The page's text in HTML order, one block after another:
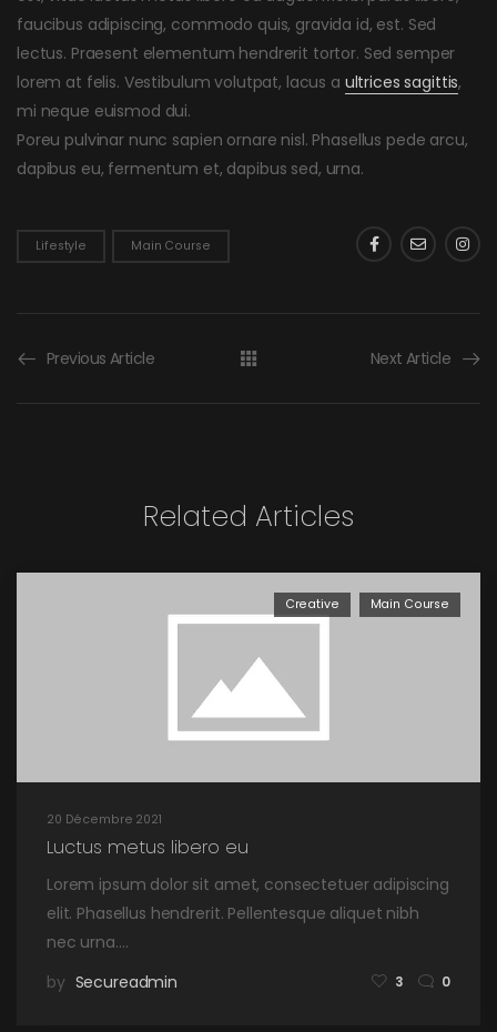
faucibus adipiscing, commodo quis, gravida id, est. Sed
lectus. Praesent elementum hendrerit tortor. Sed semper
lorem at felis. Vestibulum volutpat, lacus a ultrices sagittis,
mi neque euismod dui.
Poreu pulvinar nunc sapien ornare nisl. Phasellus pede arcu,
dapibus eu, fermentum et, dapibus sed, urna.
Lifestyle Main Course
Previous Article Next Article
Related Articles
20 Décembre 2021
Creative Main Course
Luctus metus libero eu
Lorem ipsum dolor sit amet, consectetuer adipiscing
elit. Phasellus hendrerit. Pellentesque aliquet nibh
nec urna.…
by Secureadmin 3 0